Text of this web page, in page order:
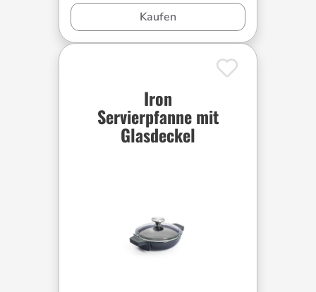
Kaufen
Iron
Servierpfanne mit
Glasdeckel